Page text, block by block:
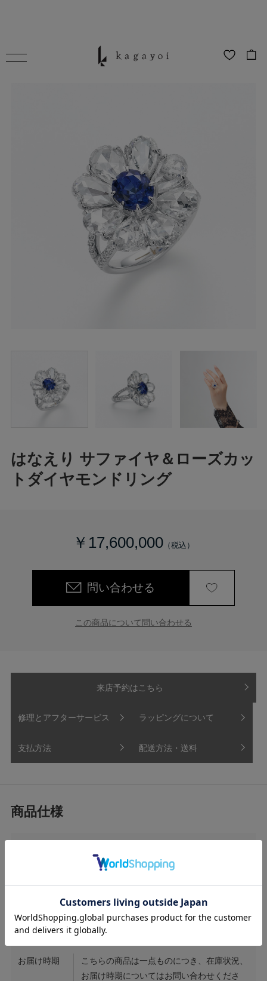
はなえり サファイヤ＆ローズカッ
トダイヤモンドリング
￥17,600,000
問い合わせる
この商品について問い合わせる
来店予約はこちら
修理とアフターサービス ラッピングについて
支払方法 配送方法・送料
商品番号 ER022
お届け時期
こちらの商品は一点ものにつき、在庫状況、
お届け時期についてはお問い合わせくださ